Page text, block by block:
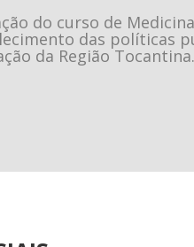
do curso de
das políticas
da Região Tocantina.